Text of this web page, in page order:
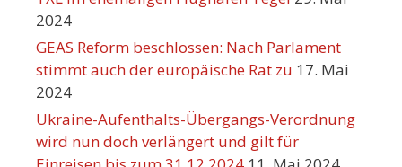
2024
GEAS Reform beschlossen: Nach Parlament
stimmt auch der europäische Rat zu 17. Mai
2024
Ukraine-Aufenthalts-Übergangs-Verordnung
wird nun doch verlängert und gilt für